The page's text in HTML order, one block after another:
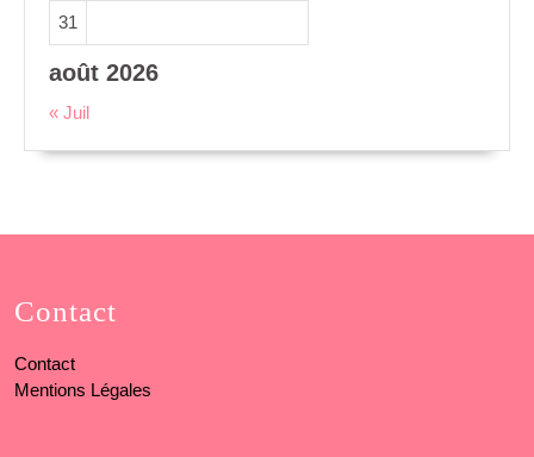
août 2026
31
« Juil
Contact
Contact
Mentions Légales